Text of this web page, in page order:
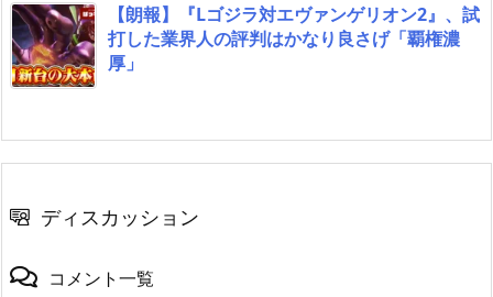
【朗報】『Lゴジラ対エヴァンゲリオン2』、試
打した業界人の評判はかなり良さげ「覇権濃
厚」
ディスカッション
コメント一覧